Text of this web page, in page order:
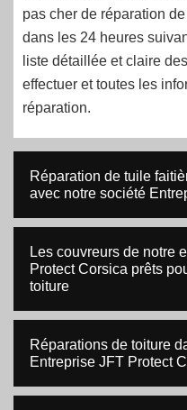
pas cher de réparation
dans les 24 heures
liste détaillée et claire
effectuer et toutes les
réparation.
Réparation de tuile
avec notre société
Les couvreurs de notre
Protect Corsica prêts
toiture
Réparations de toiture
Entreprise JFT Protect